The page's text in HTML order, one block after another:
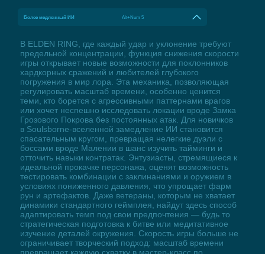
Более медленный ИИ Alt+Num 5
В ELDEN RING, где каждый удар и уклонение требуют
предельной концентрации, функция снижения скорости
игры открывает новые возможности для поклонников
хардкорных сражений и любителей глубокого
погружения в мир лора. Эта механика, позволяющая
регулировать масштаб времени, особенно ценится
теми, кто борется с агрессивными паттернами врагов
или хочет неспешно исследовать локации вроде Замка
Грозового Покрова без постоянных атак. Для новичков
в Soulsborne-вселенной замедление ИИ становится
спасательным кругом, превращая нелегкие дуэли с
боссами вроде Малении в шанс изучить тайминги и
отточить навыки контратак. Энтузиасты, стремящиеся к
идеальной прокачке персонажа, оценят возможность
тестировать комбинации с заклинаниями и оружием в
условиях пониженного давления, что упрощает фарм
рун и артефактов. Даже ветераны, которым не хватает
динамики стандартного геймплея, найдут здесь способ
адаптировать темп под свои предпочтения — будь то
стратегическая подготовка к битве или медитативное
изучение деталей окружения. Скорость игры больше не
ограничивает творческий подход: масштаб времени